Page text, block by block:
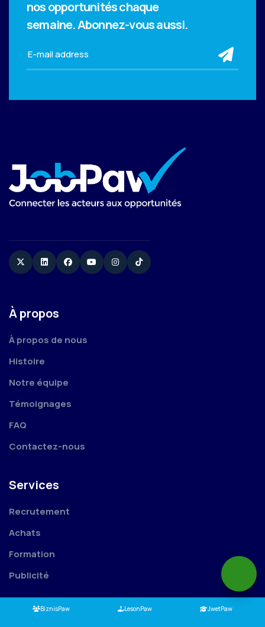
BiznisPaw LesonPaw JwetPaw
nos opportunités chaque
semaine.Abonnez-vous aussi.
TwitterLinkedinFacebookYouTubeInstagram
TikTok
À propos
À propos de nous
Histoire
Notre équipe
Témoignages
FAQ
Contactez-nous
Services
Recrutement
Achats
Formation
Publicité
Projets